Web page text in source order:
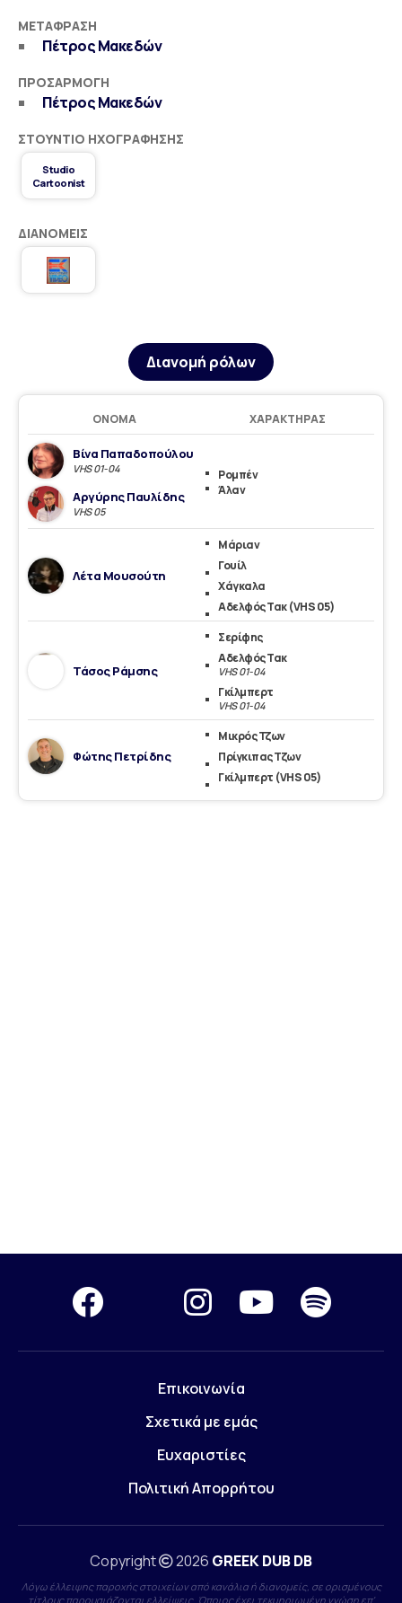
ΜΕΤΆΦΡΑΣΗ
Πέτρος Μακεδών
ΠΡΟΣΑΡΜΟΓΉ
Πέτρος Μακεδών
ΣΤΟΎΝΤΙΟ ΗΧΟΓΡΆΦΗΣΗΣ
Studio
Cartoonist
ΔΙΑΝΟΜΕΊΣ
Διανομή ρόλων
ΌΝΟΜΑ ΧΑΡΑΚΤΉΡΑΣ
Βίνα Παπαδοπούλου
VHS 01-04
Αργύρης Παυλίδης
VHS 05
Ρομπέν
Άλαν
Λέτα Μουσούτη
Μάριαν
Γουίλ
Χάγκαλα
Αδελφός Τακ (VHS 05)
Τάσος Ράμσης
Σερίφης
Αδελφός Τακ
VHS 01-04
Γκίλμπερτ
VHS 01-04
Φώτης Πετρίδης
Μικρός Τζων
Πρίγκιπας Τζων
Γκίλμπερτ (VHS 05)
Επικοινωνία
Σχετικά με εμάς
Ευχαριστίες
Πολιτική Απορρήτου
Copyright 2026 GREEK DUB DB
Λόγω έλλειψης παροχής στοιχείων από κανάλια ή διανομείς, σε ορισμένους
τίτλους παρουσιάζονται ελλείψεις. Όποιος έχει τεκμηριωμένη γνώση επ'